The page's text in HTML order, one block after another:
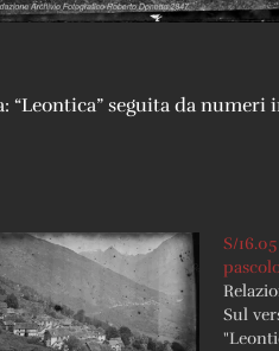
“Leontica” seguita da numeri
S/
Sul